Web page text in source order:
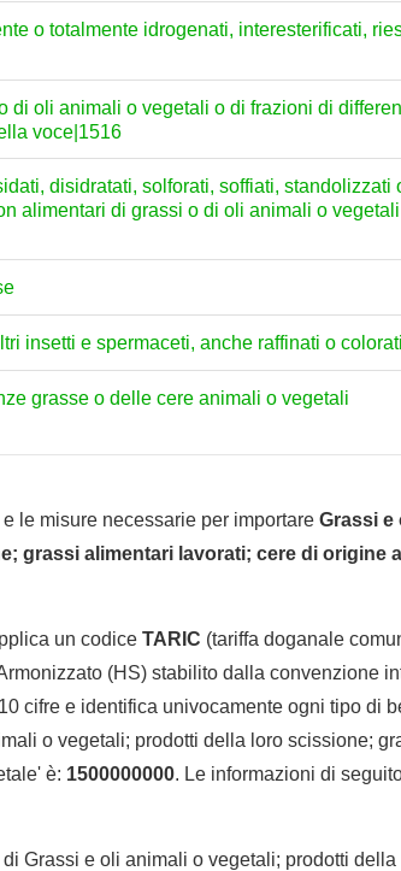
o totalmente idrogenati, interesterificati,
di oli animali o vegetali o di frazioni di
voce|1516
disidratati, solforati, soffiati,
alimentari di grassi o di oli animali o
insetti e spermaceti, anche raffinati o colorati
grasse o delle cere animali o vegetali
le misure necessarie per importare Grassi e
grassi alimentari lavorati; cere di origine
un codice TARIC (tariffa doganale
(HS) stabilito dalla convenzione
cifre e identifica univocamente ogni tipo di
o vegetali; prodotti della loro scissione;
è: 1500000000. Le informazioni di
Grassi e oli animali o vegetali; prodotti